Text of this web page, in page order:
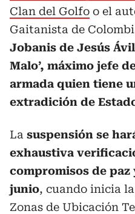
Clan del Golfo o el
Gaitanista de
Jobanis de Jesús
Malo’, máximo jefe
armada quien tiene
extradición de
La suspensión se
exhaustiva
compromisos de paz
junio, cuando inicia
Zonas de Ubicación